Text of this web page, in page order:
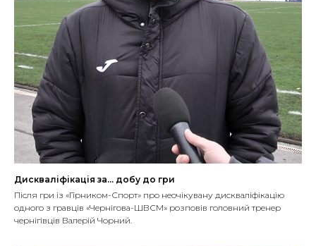
Дискваліфікація за... добу до гри
Після гри із «Гірником-Спорт» про неочікувану дискваліфікацію
одного з гравців «Чернігова-ШВСМ» розповів головний тренер
чернігівців Валерій Чорний.